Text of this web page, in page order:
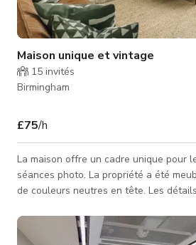
Maison unique et vintage
15 invités
Birmingham
£75/h
La maison offre un cadre unique pour
séances photo. La propriété a été
de couleurs neutres en tête. Les
caractère de la maison. La décoration
crée un décor artistique idéal pour les